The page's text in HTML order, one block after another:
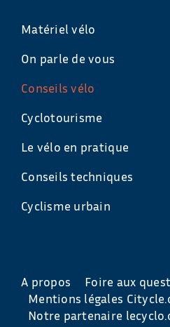
Matériel vélo
On parle de vous
Conseils vélo
Cyclotourisme
Le vélo en pratique
Conseils techniques
Cyclisme urbain
A propos
Foire aux
Mentions légales
Notre partenaire